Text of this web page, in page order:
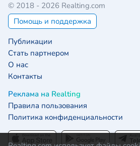
© 2018 - 2026 Realting.com
Помощь и поддержка
Публикации
Стать партнером
О нас
Контакты
Реклама на Realting
Правила пользования
Политика конфиденциальности